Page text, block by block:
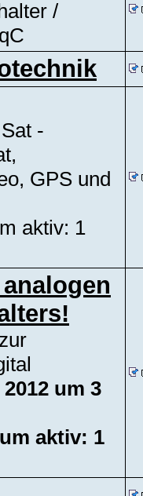
/
-
GPS und
aktiv: 1
um 3
aktiv: 1